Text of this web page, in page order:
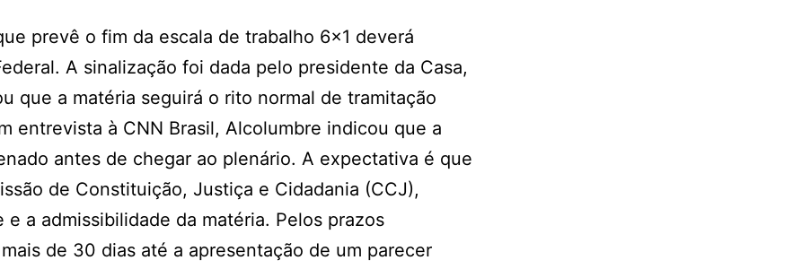
prevê o fim da escala de trabalho 6×1 deverá
A sinalização foi dada pelo presidente da Casa,
que a matéria seguirá o rito normal de tramitação
entrevista à CNN Brasil, Alcolumbre indicou que a
antes de chegar ao plenário. A expectativa é que
de Constituição, Justiça e Cidadania (CCJ),
a admissibilidade da matéria. Pelos prazos
de 30 dias até a apresentação de um parecer